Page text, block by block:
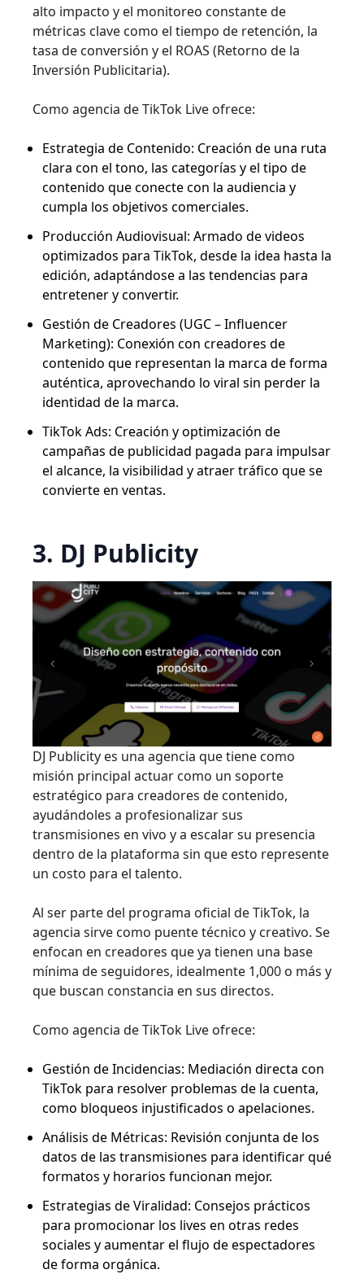
alto impacto y el monitoreo constante de
métricas clave como el tiempo de retención, la
tasa de conversión y el ROAS (Retorno de la
Inversión Publicitaria).
Como agencia de TikTok Live ofrece:
Estrategia de Contenido: Creación de una ruta
clara con el tono, las categorías y el tipo de
contenido que conecte con la audiencia y
cumpla los objetivos comerciales.
Producción Audiovisual: Armado de videos
optimizados para TikTok, desde la idea hasta la
edición, adaptándose a las tendencias para
entretener y convertir.
Gestión de Creadores (UGC – Influencer
Marketing): Conexión con creadores de
contenido que representan la marca de forma
auténtica, aprovechando lo viral sin perder la
identidad de la marca.
TikTok Ads: Creación y optimización de
campañas de publicidad pagada para impulsar
el alcance, la visibilidad y atraer tráfico que se
convierte en ventas.
3. DJ Publicity
DJ Publicity es una agencia que tiene como
misión principal actuar como un soporte
estratégico para creadores de contenido,
ayudándoles a profesionalizar sus
transmisiones en vivo y a escalar su presencia
dentro de la plataforma sin que esto represente
un costo para el talento.
Al ser parte del programa oficial de TikTok, la
agencia sirve como puente técnico y creativo. Se
enfocan en creadores que ya tienen una base
mínima de seguidores, idealmente 1,000 o más y
que buscan constancia en sus directos.
Como agencia de TikTok Live ofrece:
Gestión de Incidencias: Mediación directa con
TikTok para resolver problemas de la cuenta,
como bloqueos injustificados o apelaciones.
Análisis de Métricas: Revisión conjunta de los
datos de las transmisiones para identificar qué
formatos y horarios funcionan mejor.
Estrategias de Viralidad: Consejos prácticos
para promocionar los lives en otras redes
sociales y aumentar el flujo de espectadores
de forma orgánica.